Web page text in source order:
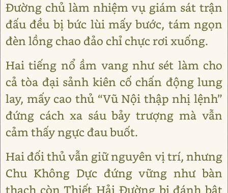
Đường chủ làm nhiệm vụ giám sát trận
đấu đều bị bức lùi mấy bước, tám ngọn
đèn lồng chao đảo chỉ chực rơi xuống.
Hai tiếng nổ ầm vang như sét làm cho
cả tòa đại sảnh kiên cố chấn động lung
lay, mấy cao thủ “Vũ Nội thập nhị lệnh”
đứng cách xa sáu bảy trượng mà vẫn
cảm thấy ngực đau buốt.
Hai đối thủ vẫn giữ nguyên vị trí, nhưng
Chu Không Dực đứng vững như bàn
thạch còn Thiết Hải Đường bị đánh bật